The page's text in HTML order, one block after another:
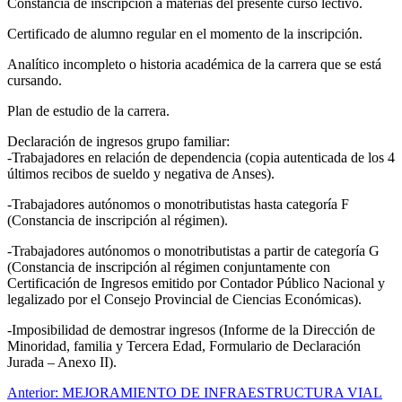
Certificado de alumno regular en el momento de la inscripción.
Analítico incompleto o historia académica de la carrera que se está
cursando.
Plan de estudio de la carrera.
Declaración de ingresos grupo familiar:
-Trabajadores en relación de dependencia (copia autenticada de los 4
últimos recibos de sueldo y negativa de Anses).
-Trabajadores autónomos o monotributistas hasta categoría F
(Constancia de inscripción al régimen).
-Trabajadores autónomos o monotributistas a partir de categoría G
(Constancia de inscripción al régimen conjuntamente con
Certificación de Ingresos emitido por Contador Público Nacional y
legalizado por el Consejo Provincial de Ciencias Económicas).
-Imposibilidad de demostrar ingresos (Informe de la Dirección de
Minoridad, familia y Tercera Edad, Formulario de Declaración
Jurada – Anexo II).
Navegación
Anterior: MEJORAMIENTO DE INFRAESTRUCTURA VIAL